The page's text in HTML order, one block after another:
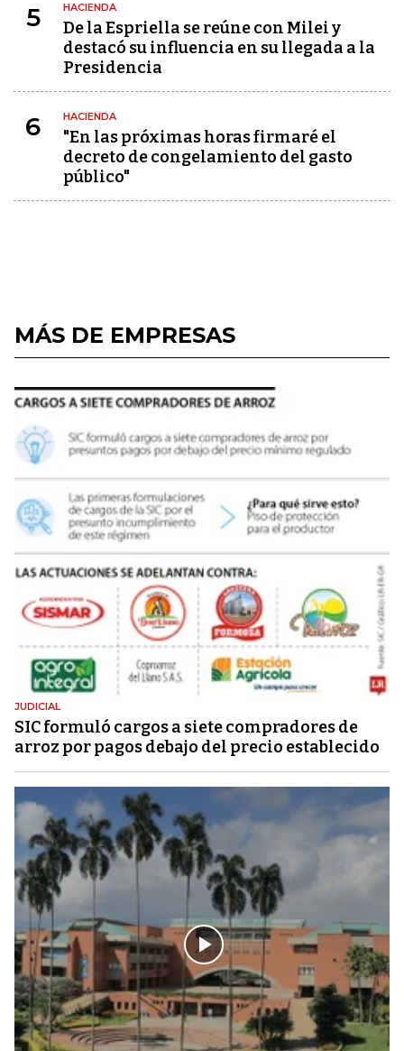
5 HACIENDA
De la Espriella se reúne con Milei y
destacó su influencia en su llegada a la
Presidencia
6 HACIENDA
"En las próximas horas firmaré el
decreto de congelamiento del gasto
público"
MÁS DE EMPRESAS
JUDICIAL
SIC formuló cargos a siete compradores de
arroz por pagos debajo del precio establecido